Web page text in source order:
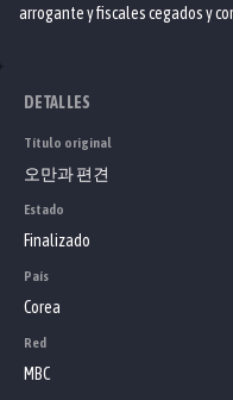
arrogante y fiscales cegados y
DETALLES
Título original
오만과 편견
Estado
Finalizado
País
Corea
Red
MBC